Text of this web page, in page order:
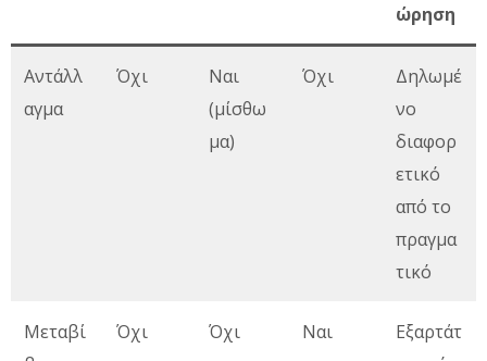
ώρηση
Αντάλλ
αγμα
Όχι
Ναι
(μίσθω
μα)
Όχι
Δηλωμέ
νο
διαφορ
ετικό
από το
πραγμα
τικό
Μεταβί
Όχι Όχι Ναι
Εξαρτάτ